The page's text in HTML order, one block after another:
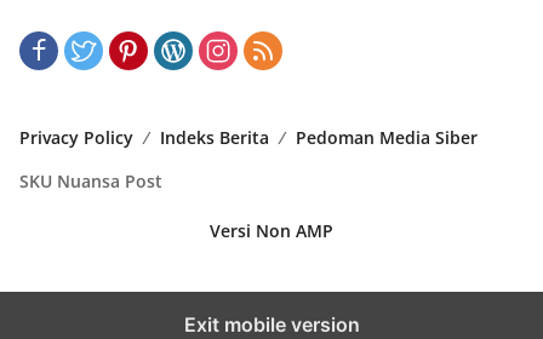
Privacy Policy Indeks Berita
Pedoman Media Siber
SKU Nuansa Post
Versi Non AMP
Exit mobile version